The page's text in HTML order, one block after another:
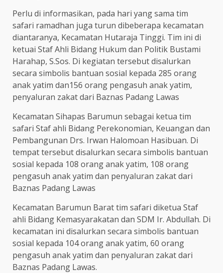
Perlu di informasikan, pada hari yang sama tim
safari ramadhan juga turun dibeberapa kecamatan
diantaranya, Kecamatan Hutaraja Tinggi. Tim ini di
ketuai Staf Ahli Bidang Hukum dan Politik Bustami
Harahap, S.Sos. Di kegiatan tersebut disalurkan
secara simbolis bantuan sosial kepada 285 orang
anak yatim dan156 orang pengasuh anak yatim,
penyaluran zakat dari Baznas Padang Lawas
Kecamatan Sihapas Barumun sebagai ketua tim
safari Staf ahli Bidang Perekonomian, Keuangan dan
Pembangunan Drs. Irwan Halomoan Hasibuan. Di
tempat tersebut disalurkan secara simbolis bantuan
sosial kepada 108 orang anak yatim, 108 orang
pengasuh anak yatim dan penyaluran zakat dari
Baznas Padang Lawas
Kecamatan Barumun Barat tim safari diketua Staf
ahli Bidang Kemasyarakatan dan SDM Ir. Abdullah. Di
kecamatan ini disalurkan secara simbolis bantuan
sosial kepada 104 orang anak yatim, 60 orang
pengasuh anak yatim dan penyaluran zakat dari
Baznas Padang Lawas.